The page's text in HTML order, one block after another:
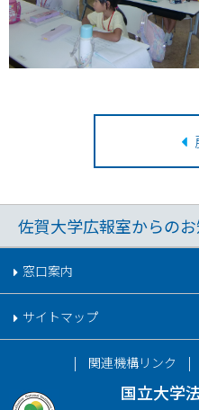
佐賀大学広報室からの
窓口案内
サイトマップ
国立大学
関連機構リンク